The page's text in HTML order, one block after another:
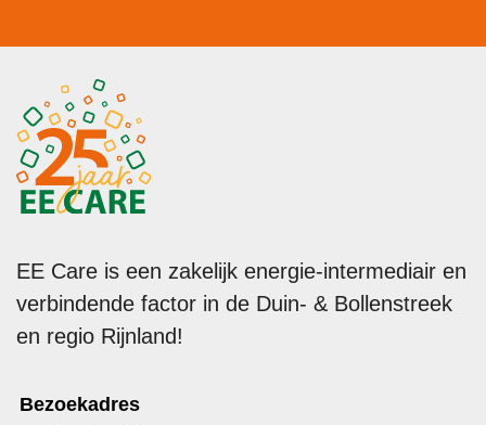
EE Care is een zakelijk energie-intermediair en
verbindende factor in de Duin- & Bollenstreek
en regio Rijnland!
Bezoekadres